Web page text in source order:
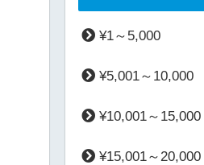
¥1～5,000
¥5,001～10,000
¥10,001～15,000
¥15,001～20,000